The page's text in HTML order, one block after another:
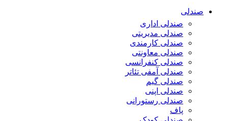
صندلی
صندلی اداری
صندلی مدیریتی
صندلی کارمندی
صندلی معاونتی
صندلی کنفرانسی
صندلی آمفی تئاتر
صندلی گیم
صندلی اپنی
صندلی رستورانی
پاف